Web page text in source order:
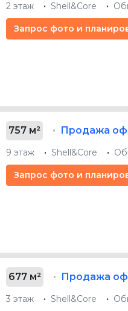
2 этаж Shell&Core
Запрос фото и
757 м² Продажа
9 этаж Shell&Core
Запрос фото и
677 м² Продажа
3 этаж Shell&Core